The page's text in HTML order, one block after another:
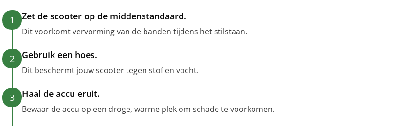
1 Zet de scooter op de middenstandaard.
Dit voorkomt vervorming van de banden tijdens het stilstaan.
2 Gebruik een hoes.
Dit beschermt jouw scooter tegen stof en vocht.
3 Haal de accu eruit.
Bewaar de accu op een droge, warme plek om schade te voorkomen.